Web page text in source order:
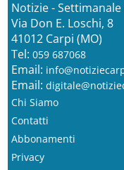
Notizie - Settimanale
Via Don E. Loschi, 8
41012 Carpi (MO)
Tel: 059 687068
Email:
Email:
Chi Siamo
Contatti
Abbonamenti
Privacy